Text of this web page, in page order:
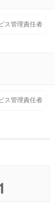
ス管理責任者
ス管理責任者